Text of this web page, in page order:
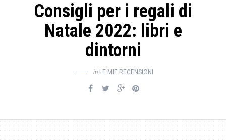
Consigli per i regali di
Natale 2022: libri e
dintorni
in LE MIE RECENSIONI